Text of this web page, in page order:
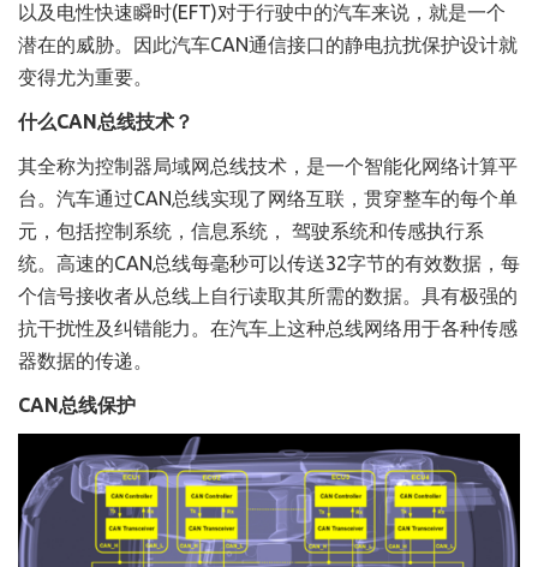
以及电性快速瞬时(EFT)对于行驶中的汽车来说，就是一个
潜在的威胁。因此汽车CAN通信接口的静电抗扰保护设计就
变得尤为重要。
什么CAN总线技术？
其全称为控制器局域网总线技术，是一个智能化网络计算平
台。汽车通过CAN总线实现了网络互联，贯穿整车的每个单
元，包括控制系统，信息系统， 驾驶系统和传感执行系
统。高速的CAN总线每毫秒可以传送32字节的有效数据，每
个信号接收者从总线上自行读取其所需的数据。具有极强的
抗干扰性及纠错能力。在汽车上这种总线网络用于各种传感
器数据的传递。
CAN总线保护